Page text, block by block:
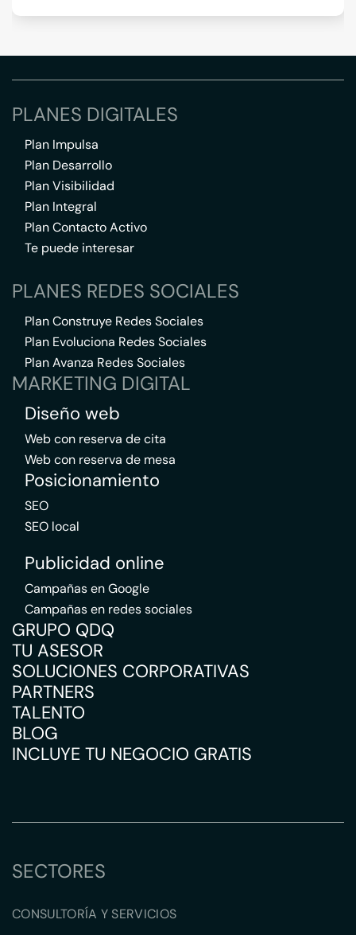
PLANES DIGITALES
Plan Impulsa
Plan Desarrollo
Plan Visibilidad
Plan Integral
Plan Contacto Activo
Te puede interesar
PLANES REDES SOCIALES
Plan Construye Redes Sociales
Plan Evoluciona Redes Sociales
Plan Avanza Redes Sociales
MARKETING DIGITAL
Diseño web
Web con reserva de cita
Web con reserva de mesa
Posicionamiento
SEO
SEO local
Publicidad online
Campañas en Google
Campañas en redes sociales
GRUPO QDQ
TU ASESOR
SOLUCIONES CORPORATIVAS
PARTNERS
TALENTO
BLOG
INCLUYE TU NEGOCIO GRATIS
SECTORES
CONSULTORÍA Y SERVICIOS